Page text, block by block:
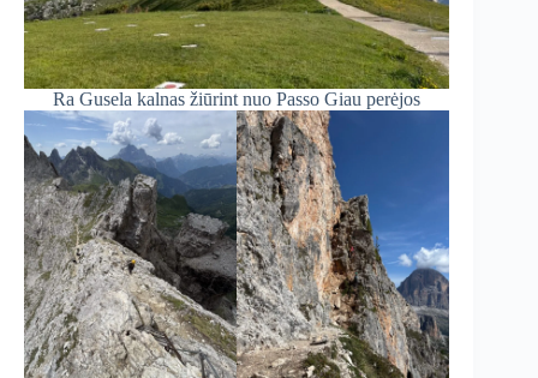
Ra Gusela kalnas žiūrint nuo Passo Giau perėjos